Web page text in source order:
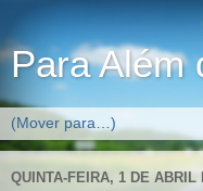
Para Além
QUINTA-FEIRA, 1 DE ABRIL